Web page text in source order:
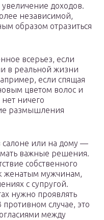
увеличение доходов.
независимой,
образом отразиться
всерьез, если
в реальной жизни
если спящая
цветом волос и
нет ничего
размышления
салоне или на дому —
важные решения.
собственного
женатым мужчинам,
с супругой.
нужно проявлять
противном случае, это
между